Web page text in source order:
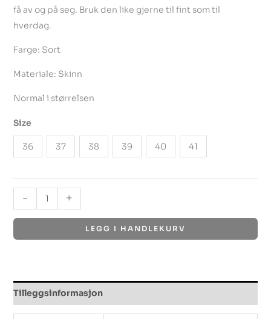
få av og på seg. Bruk den like gjerne til fint som til
hverdag.
Farge: Sort
Materiale: Skinn
Normal i størrelsen
Size
36 37 38 39 40 41
- +
LEGG I HANDLEKURV
Tilleggsinformasjon